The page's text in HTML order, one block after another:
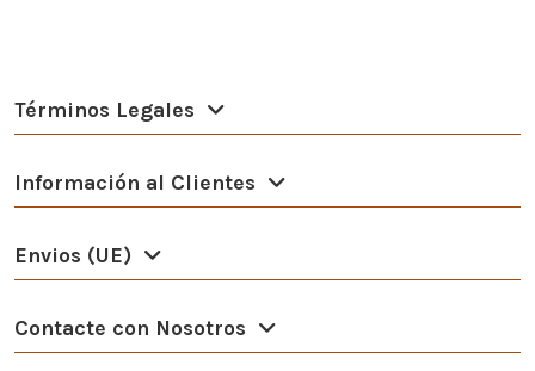
Términos Legales
Información al Clientes
Envios (UE)
Contacte con Nosotros